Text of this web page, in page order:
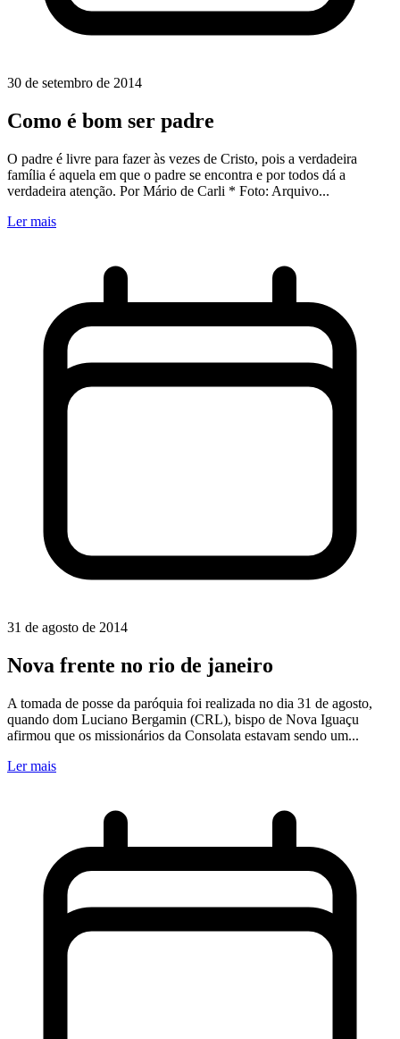
30 de setembro de 2014
Como é bom ser padre
O padre é livre para fazer às vezes de Cristo, pois a verdadeira
família é aquela em que o padre se encontra e por todos dá a
verdadeira atenção. Por Mário de Carli * Foto: Arquivo...
Ler mais
31 de agosto de 2014
Nova frente no rio de janeiro
A tomada de posse da paróquia foi realizada no dia 31 de agosto,
quando dom Luciano Bergamin (CRL), bispo de Nova Iguaçu
afirmou que os missionários da Consolata estavam sendo um...
Ler mais